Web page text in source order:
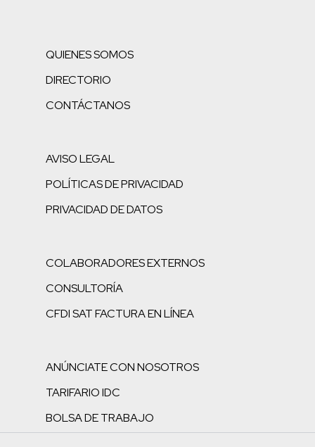
QUIENES SOMOS
DIRECTORIO
CONTÁCTANOS
AVISO LEGAL
POLÍTICAS DE PRIVACIDAD
PRIVACIDAD DE DATOS
COLABORADORES EXTERNOS
CONSULTORÍA
CFDI SAT FACTURA EN LÍNEA
ANÚNCIATE CON NOSOTROS
TARIFARIO IDC
BOLSA DE TRABAJO